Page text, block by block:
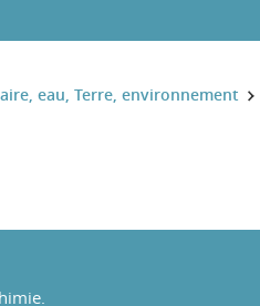
eau, Terre, environnement